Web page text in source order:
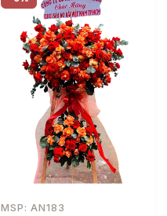
MSP: AN183